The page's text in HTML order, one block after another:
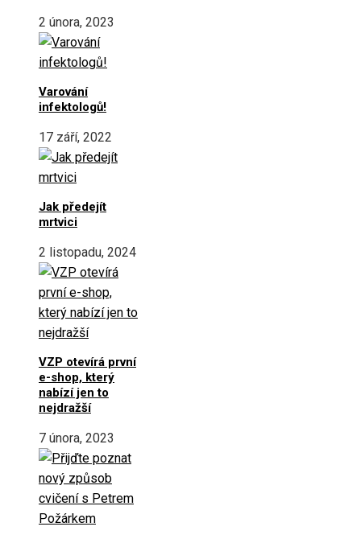
2 února, 2023
Varování
infektologů!
17 září, 2022
Jak předejít
mrtvici
2 listopadu, 2024
VZP otevírá první
e-shop, který
nabízí jen to
nejdražší
7 února, 2023